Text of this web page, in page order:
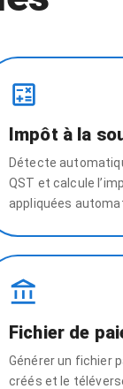
Impôt à la
Détecte
QST et calcule
appliquées
Fichier de
Générer un fichier
créés et le